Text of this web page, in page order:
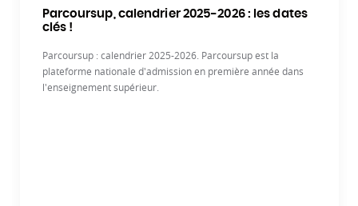
Parcoursup, calendrier 2025-2026 : les dates
clés !
Parcoursup : calendrier 2025-2026. Parcoursup est la
plateforme nationale d'admission en première année dans
l'enseignement supérieur.